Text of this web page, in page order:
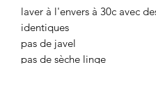
laver à l'envers à 30c avec
identiques
pas de javel
pas de sèche linge